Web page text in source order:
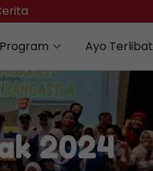
Program Ayo Terlibat
2024